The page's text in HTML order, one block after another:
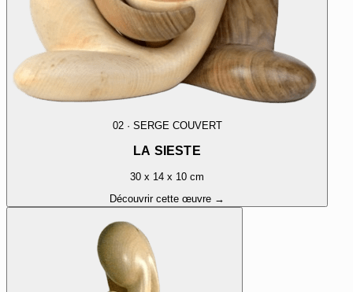
02· SERGE COUVERT
LA SIESTE
30 x 14 x 10 cm
Découvrir cette œuvre →